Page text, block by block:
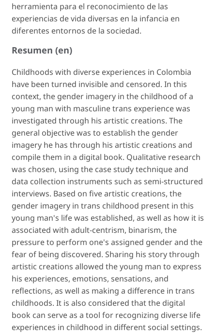
herramienta para el reconocimiento de las
experiencias de vida diversas en la infancia en
diferentes entornos de la sociedad.
Resumen (en)
Childhoods with diverse experiences in Colombia
have been turned invisible and censored. In this
context, the gender imagery in the childhood of a
young man with masculine trans experience was
investigated through his artistic creations. The
general objective was to establish the gender
imagery he has through his artistic creations and
compile them in a digital book. Qualitative research
was chosen, using the case study technique and
data collection instruments such as semi-structured
interviews. Based on five artistic creations, the
gender imagery in trans childhood present in this
young man's life was established, as well as how it is
associated with adult-centrism, binarism, the
pressure to perform one's assigned gender and the
fear of being discovered. Sharing his story through
artistic creations allowed the young man to express
his experiences, emotions, sensations, and
reflections, as well as making a difference in trans
childhoods. It is also considered that the digital
book can serve as a tool for recognizing diverse life
experiences in childhood in different social settings.